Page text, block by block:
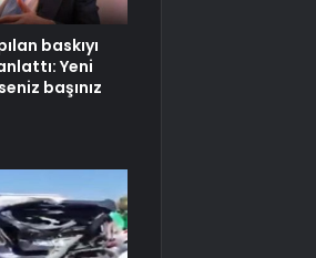
baskıyı
Yeni
başınız